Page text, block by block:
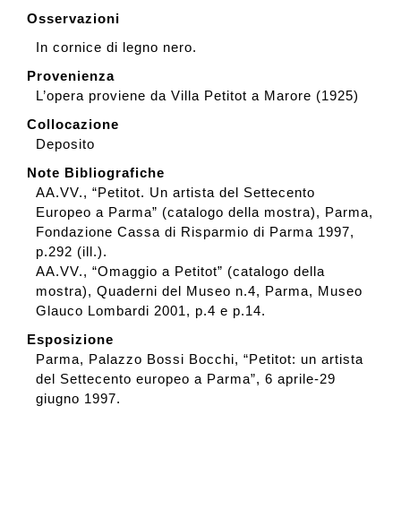
Osservazioni
In cornice di legno nero.
Provenienza
L’opera proviene da Villa Petitot a Marore (1925)
Collocazione
Deposito
Note Bibliografiche
AA.VV., “Petitot. Un artista del Settecento
Europeo a Parma” (catalogo della mostra), Parma,
Fondazione Cassa di Risparmio di Parma 1997,
p.292 (ill.).
AA.VV., “Omaggio a Petitot” (catalogo della
mostra), Quaderni del Museo n.4, Parma, Museo
Glauco Lombardi 2001, p.4 e p.14.
Esposizione
Parma, Palazzo Bossi Bocchi, “Petitot: un artista
del Settecento europeo a Parma”, 6 aprile-29
giugno 1997.